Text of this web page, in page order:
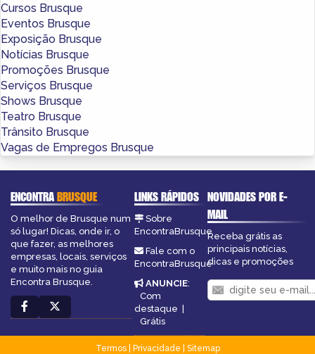
Cursos Brusque
Eventos Brusque
Exposição Brusque
Notícias Brusque
Promoções Brusque
Serviços Brusque
Shows Brusque
Teatro Brusque
Trânsito Brusque
Vagas de Empregos Brusque
ENCONTRABRUSQUE
O melhor de Brusque num
só lugar! Dicas, onde ir, o
que fazer, as melhores
empresas, locais, serviços
e muito mais no guia
Encontra Brusque.
LINKS RÁPIDOS
Sobre
EncontraBrusque
Fale com o
EncontraBrusque
ANUNCIE:
Com
destaque |
Grátis
NOVIDADES POR E-
MAIL
Receba grátis as
principais notícias,
dicas e promoções
Termos| Privacidade
Sitemap